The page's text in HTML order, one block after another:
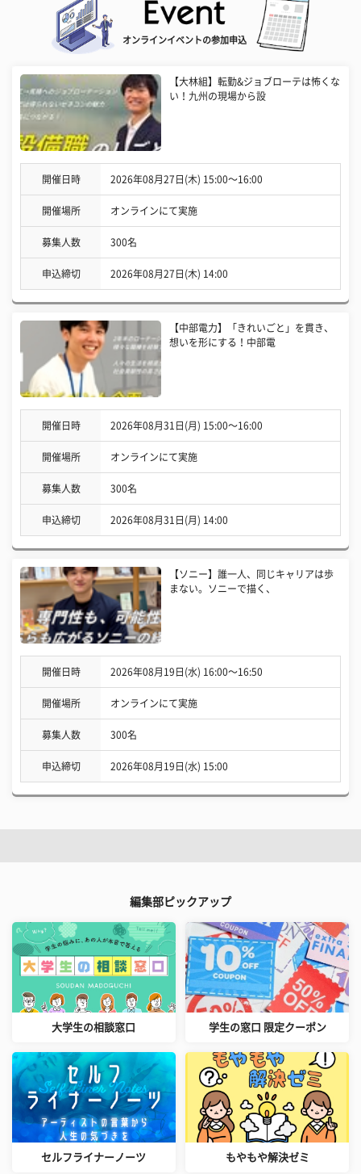
オンラインイベントの参加申込
【大林組】転勤&ジョブローテは怖くな
い！九州の現場から設
開催日時 2026年08月27日(木) 15:00〜16:00
開催場所 オンラインにて実施
募集人数 300名
申込締切 2026年08月27日(木) 14:00
【中部電力】「きれいごと」を貫き、
想いを形にする！中部電
開催日時 2026年08月31日(月) 15:00〜16:00
開催場所 オンラインにて実施
募集人数 300名
申込締切 2026年08月31日(月) 14:00
【ソニー】誰一人、同じキャリアは歩
まない。ソニーで描く、
開催日時 2026年08月19日(水) 16:00〜16:50
開催場所 オンラインにて実施
募集人数 300名
申込締切 2026年08月19日(水) 15:00
編集部ピックアップ
大学生の相談窓口 学生の窓口 限定クーポン
セルフライナーノーツ もやもや解決ゼミ